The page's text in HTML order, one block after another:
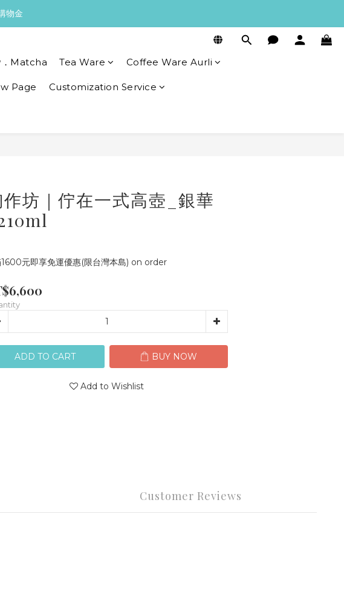
物金
Matcha Tea Ware Coffee Ware Aurli
Page Customization Service
作坊｜佇在一式高壺_銀華
元即享免運優惠(限台灣本島) on order
ADD TO CART BUY NOW
Add to Wishlist
Customer Reviews